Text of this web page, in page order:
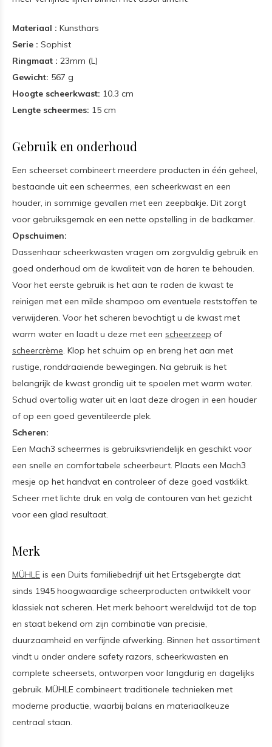
Materiaal : Kunsthars
Serie : Sophist
Ringmaat : 23mm (L)
Gewicht: 567 g
Hoogte scheerkwast: 10.3 cm
Lengte scheermes: 15 cm
Gebruik en onderhoud
Een scheerset combineert meerdere producten in één geheel,
bestaande uit een scheermes, een scheerkwast en een
houder, in sommige gevallen met een zeepbakje. Dit zorgt
voor gebruiksgemak en een nette opstelling in de badkamer.
Opschuimen:
Dassenhaar scheerkwasten vragen om zorgvuldig gebruik en
goed onderhoud om de kwaliteit van de haren te behouden.
Voor het eerste gebruik is het aan te raden de kwast te
reinigen met een milde shampoo om eventuele reststoffen te
verwijderen. Voor het scheren bevochtigt u de kwast met
warm water en laadt u deze met een scheerzeep of
scheercrème. Klop het schuim op en breng het aan met
rustige, ronddraaiende bewegingen. Na gebruik is het
belangrijk de kwast grondig uit te spoelen met warm water.
Schud overtollig water uit en laat deze drogen in een houder
of op een goed geventileerde plek.
Scheren:
Een Mach3 scheermes is gebruiksvriendelijk en geschikt voor
een snelle en comfortabele scheerbeurt. Plaats een Mach3
mesje op het handvat en controleer of deze goed vastklikt.
Scheer met lichte druk en volg de contouren van het gezicht
voor een glad resultaat.
Merk
MÜHLE is een Duits familiebedrijf uit het Ertsgebergte dat
sinds 1945 hoogwaardige scheerproducten ontwikkelt voor
klassiek nat scheren. Het merk behoort wereldwijd tot de top
en staat bekend om zijn combinatie van precisie,
duurzaamheid en verfijnde afwerking. Binnen het assortiment
vindt u onder andere safety razors, scheerkwasten en
complete scheersets, ontworpen voor langdurig en dagelijks
gebruik. MÜHLE combineert traditionele technieken met
moderne productie, waarbij balans en materiaalkeuze
centraal staan.